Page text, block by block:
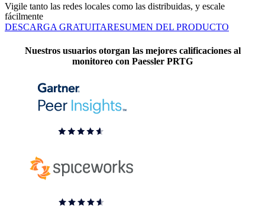
Vigile tanto las redes locales como las distribuidas, y escale
fácilmente
DESCARGA GRATUITARESUMEN DEL PRODUCTO
Nuestros usuarios otorgan las mejores calificaciones al
monitoreo con Paessler PRTG